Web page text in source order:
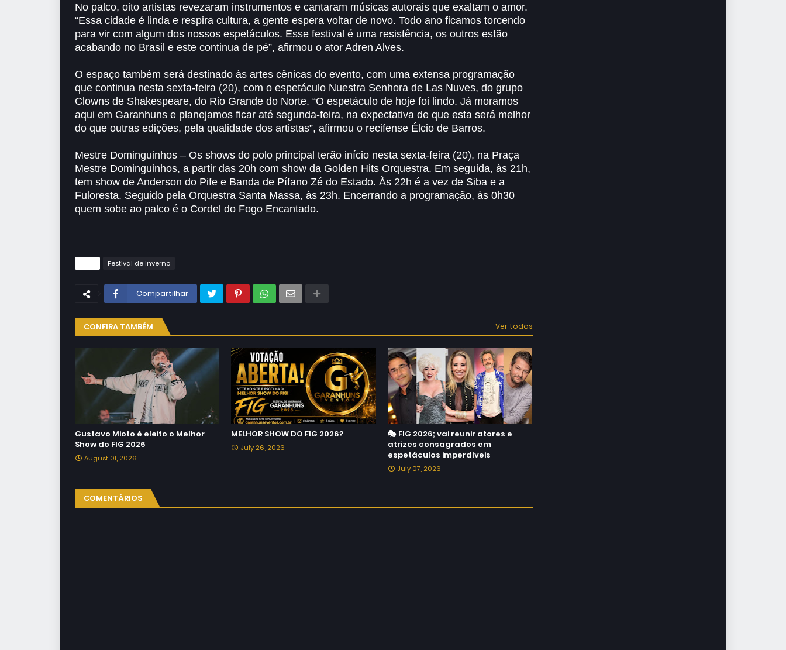
No palco, oito artistas revezaram instrumentos e cantaram músicas autorais que exaltam o amor.
“Essa cidade é linda e respira cultura, a gente espera voltar de novo. Todo ano ficamos torcendo
para vir com algum dos nossos espetáculos. Esse festival é uma resistência, os outros estão
acabando no Brasil e este continua de pé”, afirmou o ator Adren Alves.
O espaço também será destinado às artes cênicas do evento, com uma extensa programação
que continua nesta sexta-feira (20), com o espetáculo Nuestra Senhora de Las Nuves, do grupo
Clowns de Shakespeare, do Rio Grande do Norte. “O espetáculo de hoje foi lindo. Já moramos
aqui em Garanhuns e planejamos ficar até segunda-feira, na expectativa de que esta será melhor
do que outras edições, pela qualidade dos artistas”, afirmou o recifense Élcio de Barros.
Mestre Dominguinhos – Os shows do polo principal terão início nesta sexta-feira (20), na Praça
Mestre Dominguinhos, a partir das 20h com show da Golden Hits Orquestra. Em seguida, às 21h,
tem show de Anderson do Pife e Banda de Pífano Zé do Estado. Às 22h é a vez de Siba e a
Fuloresta. Seguido pela Orquestra Santa Massa, às 23h. Encerrando a programação, às 0h30
quem sobe ao palco é o Cordel do Fogo Encantado.
Festival de Inverno
Compartilhar
CONFIRA TAMBÉM Ver todos
Gustavo Mioto é eleito o Melhor
Show do FIG 2026
August 01, 2026
MELHOR SHOW DO FIG 2026?
July 26, 2026
🎭 FIG 2026; vai reunir atores e
atrizes consagrados em
espetáculos imperdíveis
July 07, 2026
COMENTÁRIOS